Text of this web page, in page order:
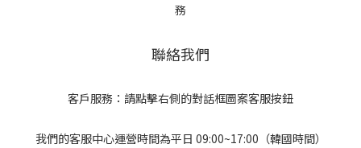
務
聯絡我們
客戶服務：請點擊右側的對話框圖案客服按鈕
我們的客服中心運營時間為平日 09:00~17:00（韓國時間）